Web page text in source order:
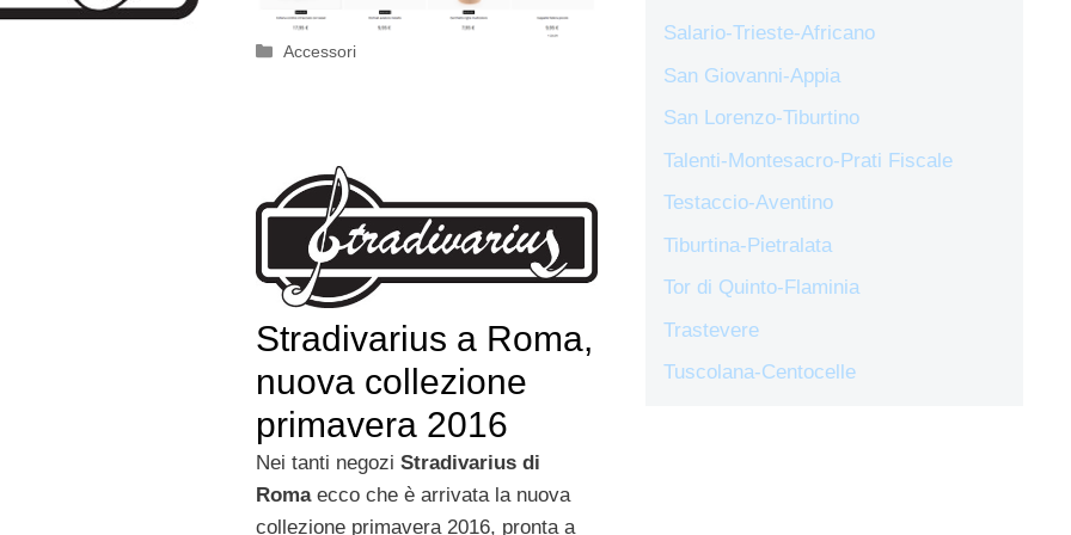
Categorie
Accessori
Stradivarius a Roma,
nuova collezione
primavera 2016
Nei tanti negozi Stradivarius di
Romaecco che è arrivata la nuova
collezione primavera 2016, pronta a
Salario-Trieste-Africano
San Giovanni-Appia
San Lorenzo-Tiburtino
Talenti-Montesacro-Prati Fiscale
Testaccio-Aventino
Tiburtina-Pietralata
Tor di Quinto-Flaminia
Trastevere
Tuscolana-Centocelle